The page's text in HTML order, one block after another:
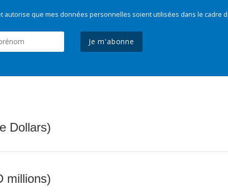
autorise que mes données personnelles soient utilisées dans le cadre
Je m'abonne
Dollars)
millions)